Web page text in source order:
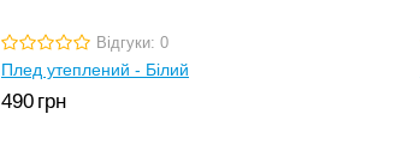
Відгуки: 0
Плед утеплений - Білий
490 грн